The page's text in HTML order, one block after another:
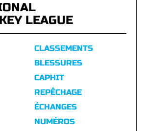
LEAGUE
CLASSEMENTS
BLESSURES
CAPHIT
REPÊCHAGE
ÉCHANGES
NUMÉROS